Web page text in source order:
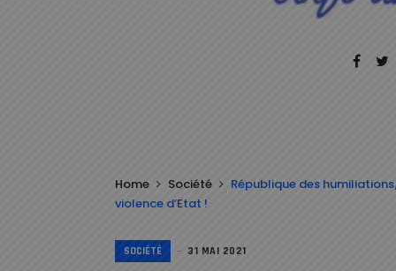
Home Société
République des
violence d’Etat !
SOCIÉTÉ 31 MAI 2021